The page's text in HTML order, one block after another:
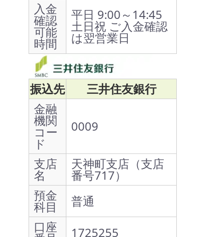
入金
確認
可能
時間
平日 9:00～14:45
土日祝 ご入金確認
は翌営業日
振込先
三井住友銀行
金融
機関
コー
ド
0009
支店
名
天神町支店（支店
番号717）
預金
科目
普通
口座
1725255